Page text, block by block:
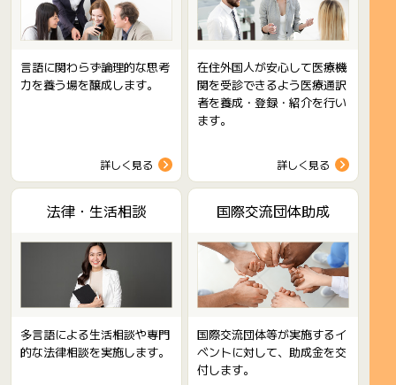
言語に関わらず論理的な思考
力を養う場を醸成します。
詳しく見る
在住外国人が安心して医療機
関を受診できるよう医療通訳
者を養成・登録・紹介を行い
ます。
詳しく見る
法律・生活相談
多言語による生活相談や専門
的な法律相談を実施します。
国際交流団体助成
国際交流団体等が実施するイ
ベントに対して、助成金を交
付します。